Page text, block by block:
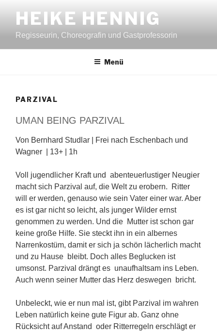
HEIKE HENNIG
Regisseurin, Choreografin und Gastprofessorin
Menü
PARZIVAL
UMAN BEING PARZIVAL
Von Bernhard Studlar | Frei nach Eschenbach und
Wagner | 13+ | 1h
Voll jugendlicher Kraft und abenteuerlustiger Neugier
macht sich Parzival auf, die Welt zu erobern. Ritter
will er werden, genauso wie sein Vater einer war. Aber
es ist gar nicht so leicht, als junger Wilder ernst
genommen zu werden. Und die Mutter ist schon gar
keine große Hilfe. Sie steckt ihn in ein albernes
Narrenkostüm, damit er sich ja schön lächerlich macht
und zu Hause bleibt. Doch alles Beglucken ist
umsonst. Parzival drängt es unaufhaltsam ins Leben.
Auch wenn seiner Mutter das Herz deswegen bricht.
Unbeleckt, wie er nun mal ist, gibt Parzival im wahren
Leben natürlich keine gute Figur ab. Ganz ohne
Rücksicht auf Anstand oder Ritterregeln erschlägt er